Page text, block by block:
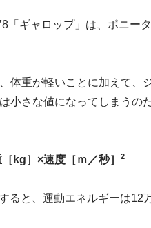
「ギャロップ」は、ポニー
体重が軽いことに加えて、
小さな値になってしまうの
kg］×速度［ｍ／秒］ 2
ると、運動エネルギーは